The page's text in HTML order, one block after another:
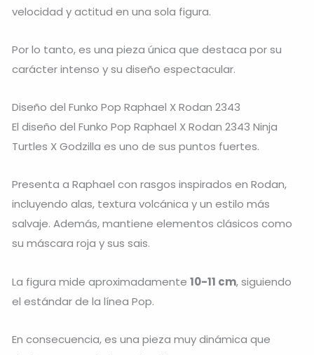
velocidad y actitud en una sola figura.
Por lo tanto, es una pieza única que destaca por su
carácter intenso y su diseño espectacular.
Diseño del Funko Pop Raphael X Rodan 2343
El diseño del Funko Pop Raphael X Rodan 2343 Ninja
Turtles X Godzilla es uno de sus puntos fuertes.
Presenta a Raphael con rasgos inspirados en Rodan,
incluyendo alas, textura volcánica y un estilo más
salvaje. Además, mantiene elementos clásicos como
su máscara roja y sus sais.
La figura mide aproximadamente 10-11 cm, siguiendo
el estándar de la línea Pop.
En consecuencia, es una pieza muy dinámica que